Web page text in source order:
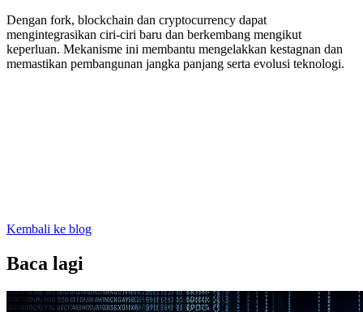
Dengan fork, blockchain dan cryptocurrency dapat
mengintegrasikan ciri-ciri baru dan berkembang mengikut
keperluan. Mekanisme ini membantu mengelakkan kestagnan dan
memastikan pembangunan jangka panjang serta evolusi teknologi.
Kembali ke blog
Baca lagi